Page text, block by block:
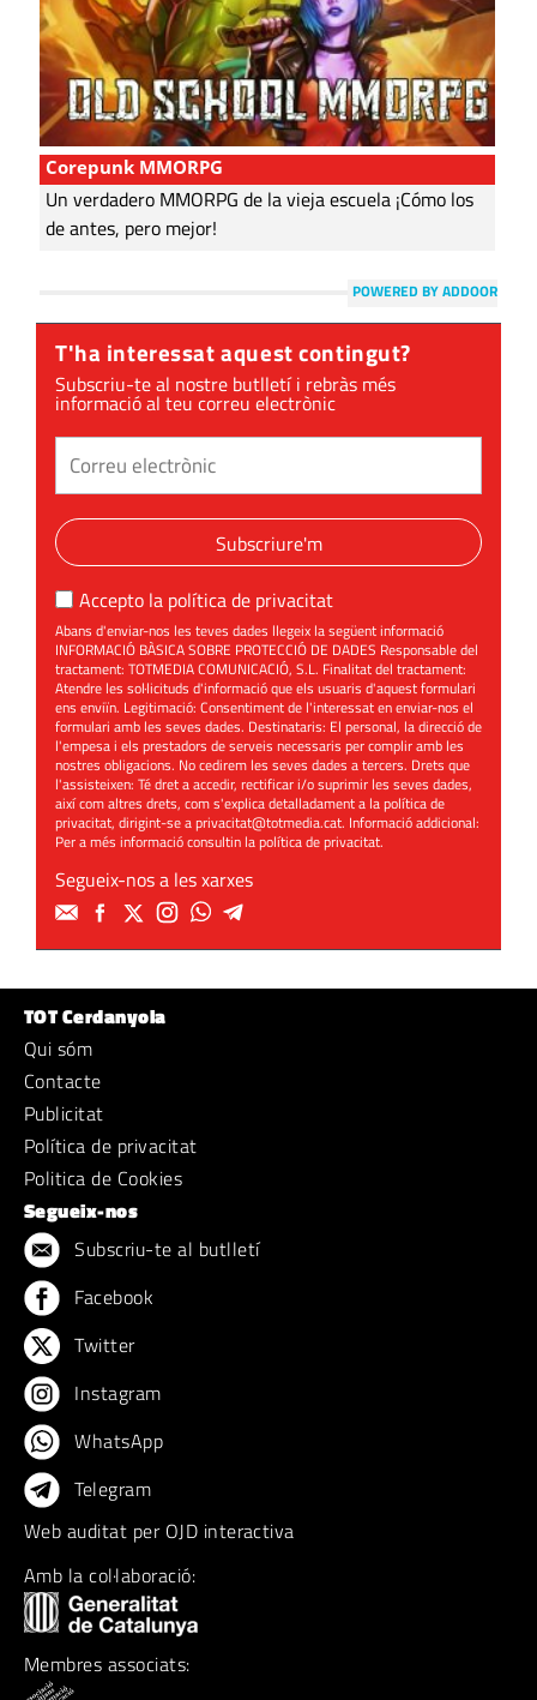
Corepunk MMORPG
Un verdadero MMORPG de la vieja escuela ¡Cómo los
de antes, pero mejor!
POWERED BY ADDOOR
T'ha interessat aquest contingut?
Subscriu-te al nostre butlletí i rebràs més
informació al teu correu electrònic
Subscriure'm
Accepto la política de privacitat
Abans d'enviar-nos les teves dades llegeix la següent informació
INFORMACIÓ BÀSICA SOBRE PROTECCIÓ DE DADES Responsable del
tractament: TOTMEDIA COMUNICACIÓ, S.L. Finalitat del tractament:
Atendre les sol·licituds d'informació que els usuaris d'aquest formulari
ens enviïn. Legitimació: Consentiment de l'interessat en enviar-nos el
formulari amb les seves dades. Destinataris: El personal, la direcció de
l'empesa i els prestadors de serveis necessaris per complir amb les
nostres obligacions. No cedirem les seves dades a tercers. Drets que
l'assisteixen: Té dret a accedir, rectificar i/o suprimir les seves dades,
així com altres drets, com s'explica detalladament a la política de
privacitat, dirigint-se aprivacitat@totmedia.cat. Informació addicional:
Per a més informació consultin lapolítica de privacitat.
Segueix-nos a les xarxes
TOT Cerdanyola
Qui sóm
Contacte
Publicitat
Política de privacitat
Politica de Cookies
Segueix-nos
Subscriu-te al butlletí
Facebook
Twitter
Instagram
WhatsApp
Telegram
Web auditat per OJD interactiva
Amb la col·laboració:
Membres associats: